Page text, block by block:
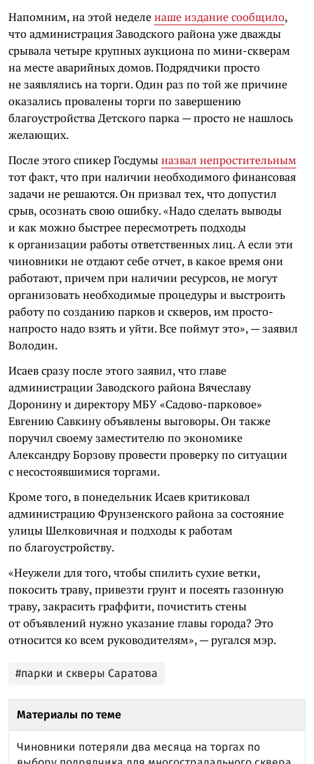
Напомним, на этой неделенаше издание сообщило,
что администрация Заводского района уже дважды
срывала четыре крупных аукциона по мини-скверам
на месте аварийных домов. Подрядчики просто
не заявлялись на торги. Один раз по той же причине
оказались провалены торги по завершению
благоустройства Детского парка — просто не нашлось
желающих.
После этого спикер Госдумыназвал непростительным
тот факт, что при наличии необходимого финансовая
задачи не решаются. Он призвал тех, что допустил
срыв, осознать свою ошибку. «Надо сделать выводы
и как можно быстрее пересмотреть подходы
к организации работы ответственных лиц. А если эти
чиновники не отдают себе отчет, в какое время они
работают, причем при наличии ресурсов, не могут
организовать необходимые процедуры и выстроить
работу по созданию парков и скверов, им просто-
напросто надо взять и уйти. Все поймут это», — заявил
Володин.
Исаев сразу после этого заявил, что главе
администрации Заводского района Вячеславу
Доронину и директору МБУ «Садово-парковое»
Евгению Савкину объявлены выговоры. Он также
поручил своему заместителю по экономике
Александру Борзову провести проверку по ситуации
с несостоявшимися торгами.
Кроме того, в понедельник Исаев критиковал
администрацию Фрунзенского района за состояние
улицы Шелковичная и подходы к работам
по благоустройству.
«Неужели для того, чтобы спилить сухие ветки,
покосить траву, привезти грунт и посеять газонную
траву, закрасить граффити, почистить стены
от объявлений нужно указание главы города? Это
относится ко всем руководителям», — ругался мэр.
#парки и скверы Саратова
Материалы по теме
Чиновники потеряли два месяца на торгах по